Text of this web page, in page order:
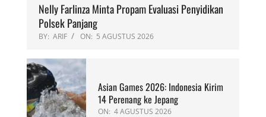
Nelly Farlinza Minta Propam Evaluasi Penyidikan
Polsek Panjang
BY: ARIF ON: 5 AGUSTUS 2026
Asian Games 2026: Indonesia Kirim
14 Perenang ke Jepang
ON: 4 AGUSTUS 2026